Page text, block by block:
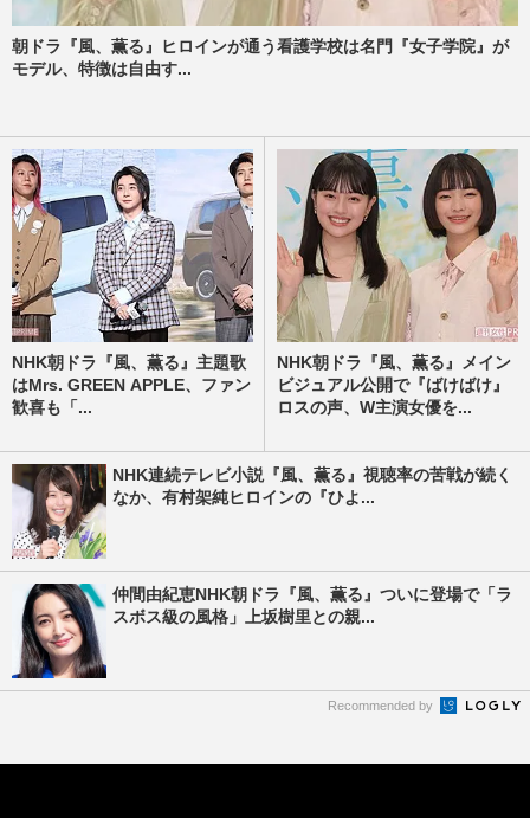
朝ドラ『風、薫る』ヒロインが通う看護学校は名門『女子学院』が
モデル、特徴は自由す...
NHK朝ドラ『風、薫る』主題歌
はMrs. GREEN APPLE、ファン
歓喜も「...
NHK朝ドラ『風、薫る』メイン
ビジュアル公開で『ばけばけ』
ロスの声、W主演女優を...
NHK連続テレビ小説『風、薫る』視聴率の苦戦が続く
なか、有村架純ヒロインの『ひよ...
仲間由紀恵NHK朝ドラ『風、薫る』ついに登場で「ラ
スボス級の風格」上坂樹里との親...
Recommended by